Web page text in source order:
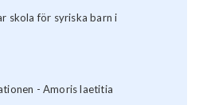
skola för syriska barn i
- Amoris laetitia